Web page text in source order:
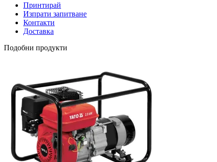
Принтирай
Изпрати запитване
Контакти
Доставка
Подобни продукти